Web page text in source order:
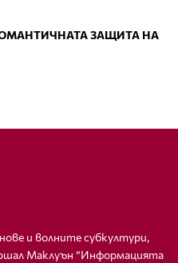
ЗАЩИТА НА
и волните субкултури,
Маклуън “Информацията